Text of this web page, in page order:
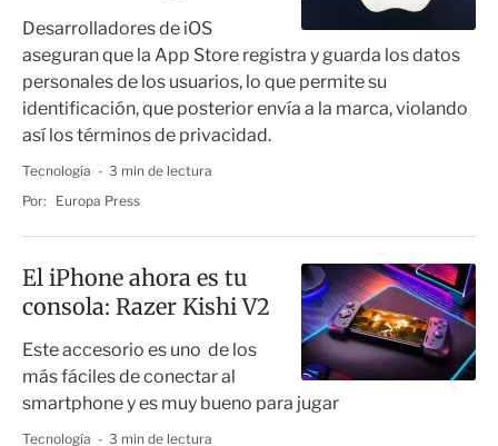
Desarrolladores de iOS
aseguran que la App Store registra y guarda los datos
personales de los usuarios, lo que permite su
identificación, que posterior envía a la marca, violando
así los términos de privacidad.
Tecnología
3 min de lectura
Por:
Europa Press
El iPhone ahora es tu
consola: Razer Kishi V2
Este accesorio es uno de los
más fáciles de conectar al
smartphone y es muy bueno para jugar
Tecnología
3 min de lectura